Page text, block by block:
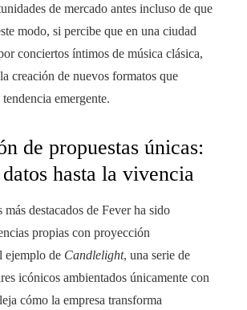
de mercado antes incluso de que
modo, si percibe que en una ciudad
conciertos íntimos de música clásica,
creación de nuevos formatos que
emergente.
de propuestas únicas:
hasta la vivencia
destacados de Fever ha sido
propias con proyección
ejemplo de Candlelight, una serie de
icónicos ambientados únicamente con
cómo la empresa transforma